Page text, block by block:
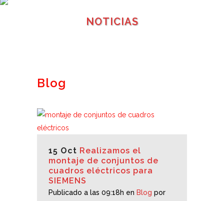
NOTICIAS
Blog
15 Oct Realizamos el
montaje de conjuntos de
cuadros eléctricos para
SIEMENS
Publicado a las 09:18h en Blog por